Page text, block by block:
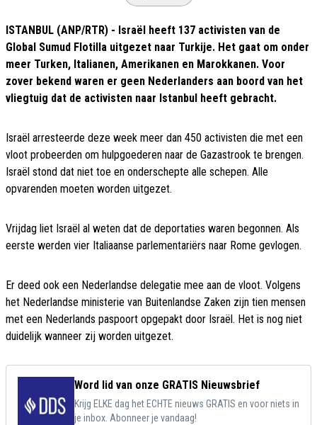
ISTANBUL (ANP/RTR) - Israël heeft 137 activisten van de
Global Sumud Flotilla uitgezet naar Turkije. Het gaat om onder
meer Turken, Italianen, Amerikanen en Marokkanen. Voor
zover bekend waren er geen Nederlanders aan boord van het
vliegtuig dat de activisten naar Istanbul heeft gebracht.
Israël arresteerde deze week meer dan 450 activisten die met een
vloot probeerden om hulpgoederen naar de Gazastrook te brengen.
Israël stond dat niet toe en onderschepte alle schepen. Alle
opvarenden moeten worden uitgezet.
Vrijdag liet Israël al weten dat de deportaties waren begonnen. Als
eerste werden vier Italiaanse parlementariërs naar Rome gevlogen.
Er deed ook een Nederlandse delegatie mee aan de vloot. Volgens
het Nederlandse ministerie van Buitenlandse Zaken zijn tien mensen
met een Nederlands paspoort opgepakt door Israël. Het is nog niet
duidelijk wanneer zij worden uitgezet.
Word lid van onze GRATIS Nieuwsbrief
Krijg ELKE dag het ECHTE nieuws GRATIS en voor niets in
je inbox. Abonneer je vandaag!